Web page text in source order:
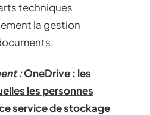
techniques
la gestion
:OneDrive : les
les personnes
service de stockage